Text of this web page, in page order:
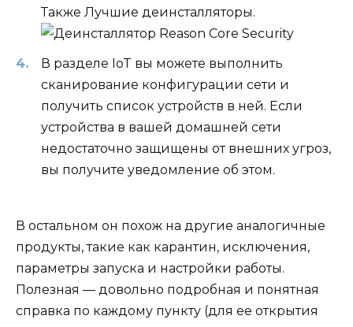
Также Лучшие деинсталляторы.
В разделе IoT вы можете выполнить
сканирование конфигурации сети и
получить список устройств в ней. Если
устройства в вашей домашней сети
недостаточно защищены от внешних угроз,
вы получите уведомление об этом.
В остальном он похож на другие аналогичные
продукты, такие как карантин, исключения,
параметры запуска и настройки работы.
Полезная — довольно подробная и понятная
справка по каждому пункту (для ее открытия